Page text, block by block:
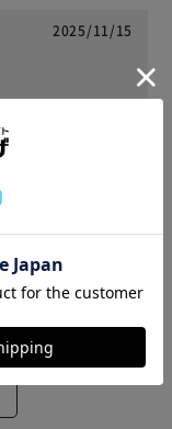
2025/11/15
役に立った